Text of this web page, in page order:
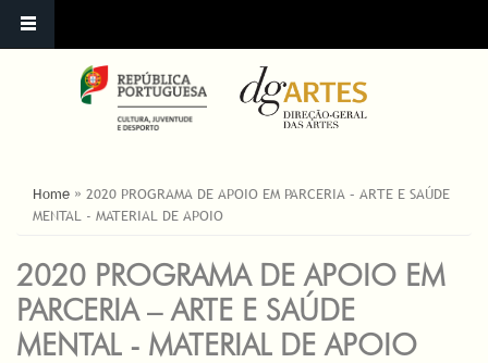
ESTÁ AQUI
Home » 2020 PROGRAMA DE APOIO EM PARCERIA – ARTE E SAÚDE
MENTAL - MATERIAL DE APOIO
2020 PROGRAMA DE APOIO EM
PARCERIA – ARTE E SAÚDE
MENTAL - MATERIAL DE APOIO